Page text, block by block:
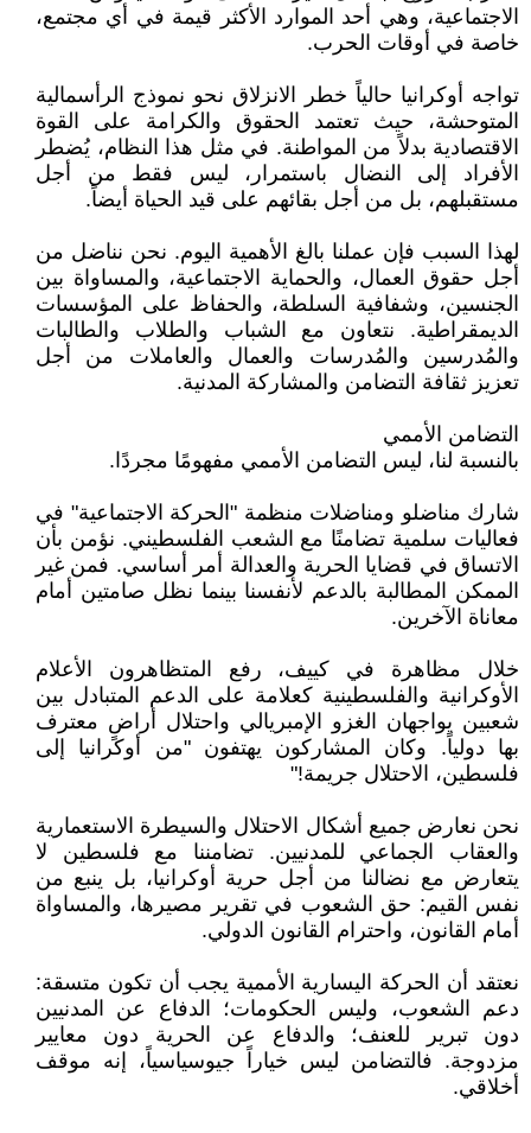
الاجتماعية، وهي أحد الموارد الأكثر قيمة في أي مجتمع،
خاصة في أوقات الحرب.
تواجه أوكرانيا حالياً خطر الانزلاق نحو نموذج الرأسمالية
المتوحشة، حيث تعتمد الحقوق والكرامة على القوة
الاقتصادية بدلاً من المواطنة. في مثل هذا النظام، يُضطر
الأفراد إلى النضال باستمرار، ليس فقط من أجل
مستقبلهم، بل من أجل بقائهم على قيد الحياة أيضاً.
لهذا السبب فإن عملنا بالغ الأهمية اليوم. نحن نناضل من
أجل حقوق العمال، والحماية الاجتماعية، والمساواة بين
الجنسين، وشفافية السلطة، والحفاظ على المؤسسات
الديمقراطية. نتعاون مع الشباب والطلاب والطالبات
والمُدرسين والمُدرسات والعمال والعاملات من أجل
تعزيز ثقافة التضامن والمشاركة المدنية.
التضامن الأممي
بالنسبة لنا، ليس التضامن الأممي مفهومًا مجردًا.
شارك مناضلو ومناضلات منظمة "الحركة الاجتماعية" في
فعاليات سلمية تضامنًا مع الشعب الفلسطيني. نؤمن بأن
الاتساق في قضايا الحرية والعدالة أمر أساسي. فمن غير
الممكن المطالبة بالدعم لأنفسنا بينما نظل صامتين أمام
معاناة الآخرين.
خلال مظاهرة في كييف، رفع المتظاهرون الأعلام
الأوكرانية والفلسطينية كعلامة على الدعم المتبادل بين
شعبين يواجهان الغزو الإمبريالي واحتلال أراضٍ معترف
بها دولياً. وكان المشاركون يهتفون "من أوكرانيا إلى
فلسطين، الاحتلال جريمة!"
نحن نعارض جميع أشكال الاحتلال والسيطرة الاستعمارية
والعقاب الجماعي للمدنيين. تضامننا مع فلسطين لا
يتعارض مع نضالنا من أجل حرية أوكرانيا، بل ينبع من
نفس القيم: حق الشعوب في تقرير مصيرها، والمساواة
أمام القانون، واحترام القانون الدولي.
نعتقد أن الحركة اليسارية الأممية يجب أن تكون متسقة:
دعم الشعوب، وليس الحكومات؛ الدفاع عن المدنيين
دون تبرير للعنف؛ والدفاع عن الحرية دون معايير
مزدوجة. فالتضامن ليس خياراً جيوسياسياً، إنه موقف
أخلاقي.